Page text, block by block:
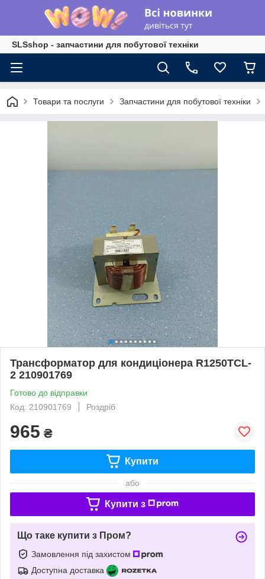
SLSshop - запчастини для побутової техніки
Товари та послуги Запчастини для побутової техніки
Трансформатор для кондиціонера R1250TCL-
2 210901769
Готово до відправки
Код: 210901769
Роздріб
965 ₴
Купити
або
Купити з
Що таке купити з Пром?
Замовлення під захистом
Доступна доставка